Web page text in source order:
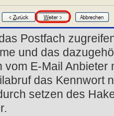
Postfach
und das
vom E-Mail Anbieter
das Kennwort
setzen des